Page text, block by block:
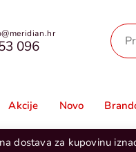
096
Akcije Novo
dostava za kupovinu